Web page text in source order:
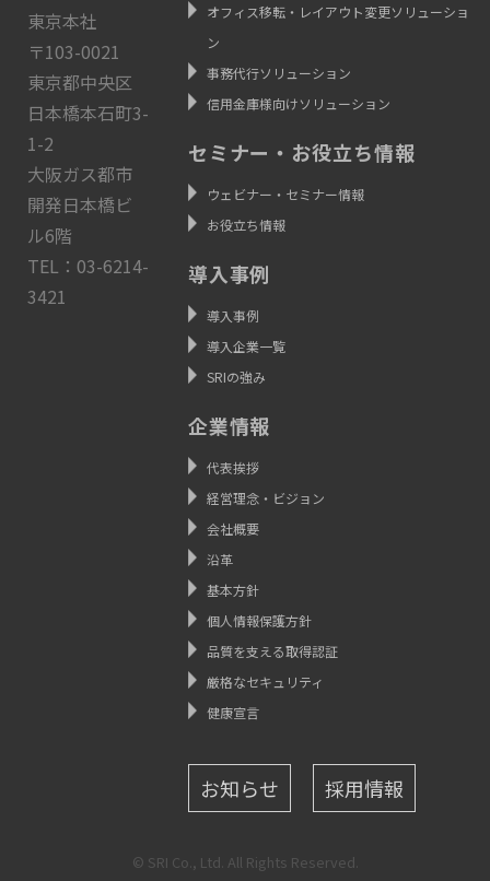
東京本社
〒103-0021
東京都中央区
日本橋本石町3-
1-2
大阪ガス都市
開発日本橋ビ
ル6階
TEL：03-6214-
3421
オフィス移転・レイアウト変更ソリューショ
ン
事務代行ソリューション
信用金庫様向けソリューション
セミナー・お役立ち情報
ウェビナー・セミナー情報
お役立ち情報
導入事例
導入事例
導入企業一覧
SRIの強み
企業情報
代表挨拶
経営理念・ビジョン
会社概要
沿革
基本方針
個人情報保護方針
品質を支える取得認証
厳格なセキュリティ
健康宣言
お知らせ 採用情報
© SRI Co., Ltd. All Rights Reserved.